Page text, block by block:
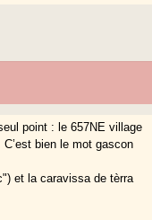
point : le 657NE village
bien le mot gascon
et la caravissa de tèrra